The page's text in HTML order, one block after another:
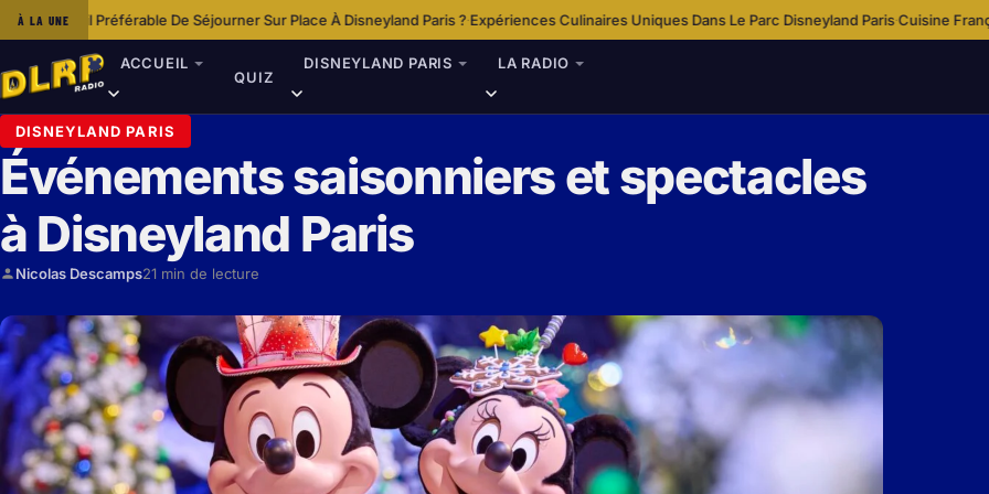
À LA UNE
De Séjourner Sur Place À Disneyland Paris ?·Expériences Culinaires Uniques Dans Le Parc Disneyland Paris·Cuisine Française Traditionnelle À
ACCUEIL
QUIZ
DISNEYLAND PARIS LA RADIO
DISNEYLAND PARIS
Événements saisonniers et spectacles
à Disneyland Paris
Nicolas Descamps21 min de lecture